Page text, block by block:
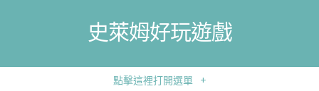
史萊姆好玩遊戲
點擊這裡打開選單 +